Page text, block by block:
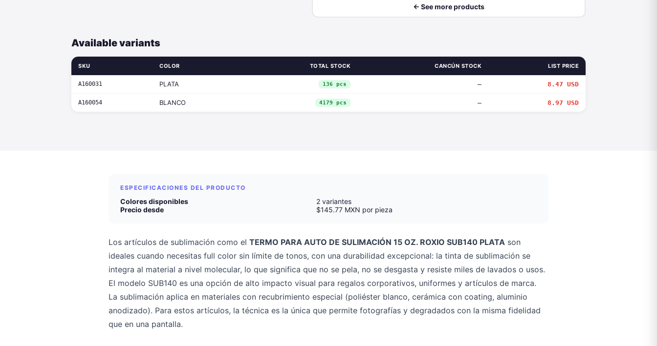
← See more products
Available variants
SKU COLOR TOTAL STOCK CANCÚN STOCK LIST PRICE
A160031 PLATA 136 pcs — 8.47 USD
A160054 BLANCO 4179 pcs — 8.97 USD
ESPECIFICACIONES DEL PRODUCTO
Colores disponibles
2 variantes
Precio desde
$145.77 MXN por pieza
Los artículos de sublimación como el TERMO PARA AUTO DE SULIMACIÓN 15 OZ. ROXIO SUB140 PLATA son
ideales cuando necesitas full color sin límite de tonos, con una durabilidad excepcional: la tinta de sublimación se
integra al material a nivel molecular, lo que significa que no se pela, no se desgasta y resiste miles de lavados o usos.
El modelo SUB140 es una opción de alto impacto visual para regalos corporativos, uniformes y artículos de marca.
La sublimación aplica en materiales con recubrimiento especial (poliéster blanco, cerámica con coating, aluminio
anodizado). Para estos artículos, la técnica es la única que permite fotografías y degradados con la misma fidelidad
que en una pantalla.